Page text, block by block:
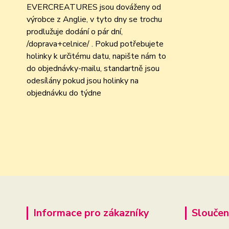
EVERCREATURES jsou dováženy od
výrobce z Anglie, v tyto dny se trochu
prodlužuje dodání o pár dní,
/doprava+celnice/ . Pokud potřebujete
holinky k určitému datu, napište nám to
do objednávky-mailu, standartně jsou
odesílány pokud jsou holinky na
objednávku do týdne
Informace pro zákazníky